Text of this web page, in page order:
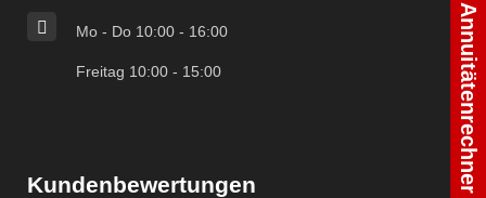
Mo - Do 10:00 - 16:00
Freitag 10:00 - 15:00
Kundenbewertungen Annuitätenrechner